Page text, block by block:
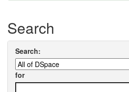
Search
Search:
for